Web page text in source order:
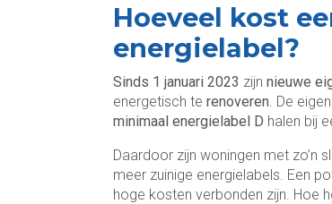
Hoeveel kost
energielabel?
Sinds 1 januari 2023 zijn nieuwe
energetisch te renoveren. De
minimaal energielabel D halen bij
Daardoor zijn woningen met zo’n
meer zuinige energielabels. Een
hoge kosten verbonden zijn. Hoe